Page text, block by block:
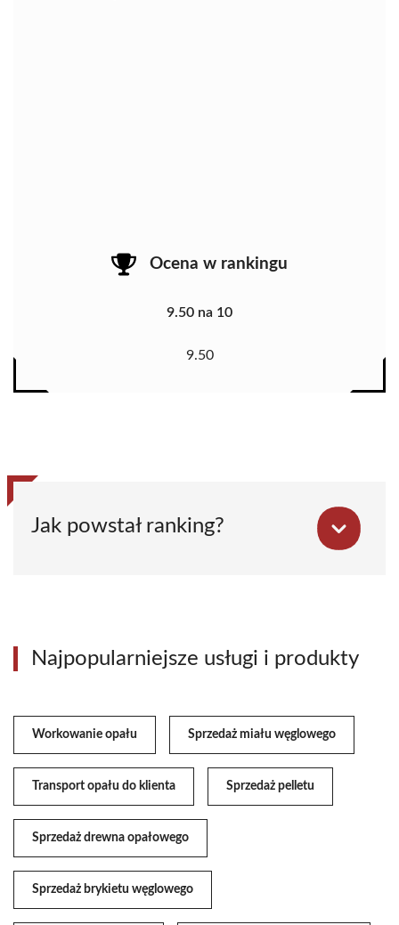
Ocena w rankingu
9.50 na 10
9.50
Jak powstał ranking?
Najpopularniejsze usługi i produkty
Workowanie opału Sprzedaż miału węglowego
Transport opału do klienta Sprzedaż pelletu
Sprzedaż drewna opałowego
Sprzedaż brykietu węglowego